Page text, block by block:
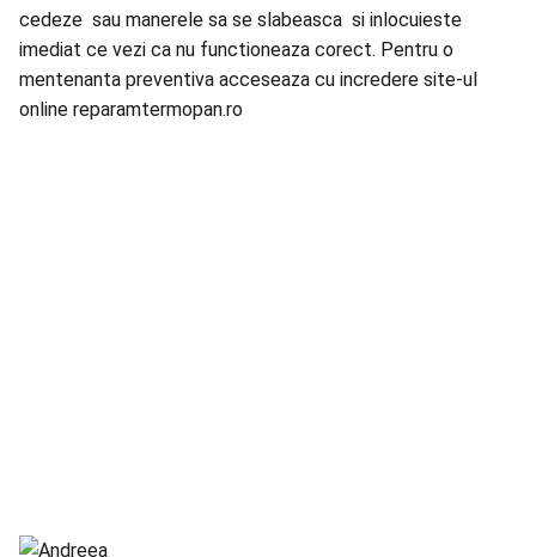
cedeze sau manerele sa se slabeasca si inlocuieste
imediat ce vezi ca nu functioneaza corect. Pentru o
mentenanta preventiva acceseaza cu incredere site-ul
online reparamtermopan.ro